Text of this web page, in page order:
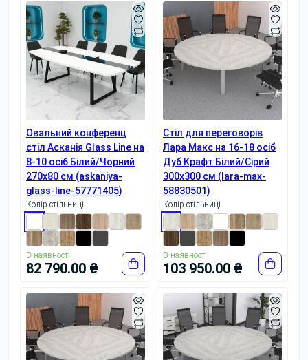
Овальний конференц
стіл Асканія Glass Line на
8-10 осіб Білий/Чорний
270x80 см (askaniya-
glass-line-57771405)
Колір стільниці
В наявності
82 790.00 ₴
Стіл для переговорів
Лара Макс на 16-18 осіб
Дуб Крафт Білий/Сірий
300x300 см (lara-max-
58830501)
Колір стільниці
В наявності
103 950.00 ₴